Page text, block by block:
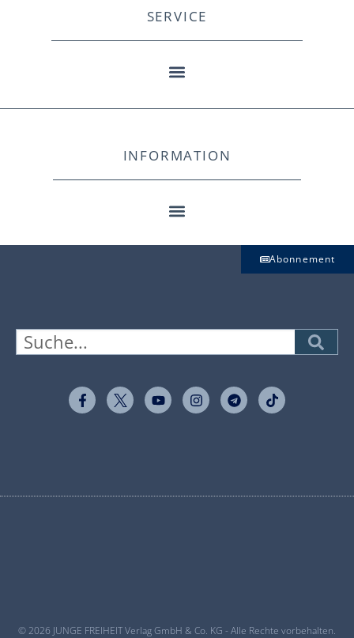
SERVICE
INFORMATION
Abonnement
© 2026 JUNGE FREIHEIT Verlag GmbH & Co. KG - Alle Rechte vorbehalten.